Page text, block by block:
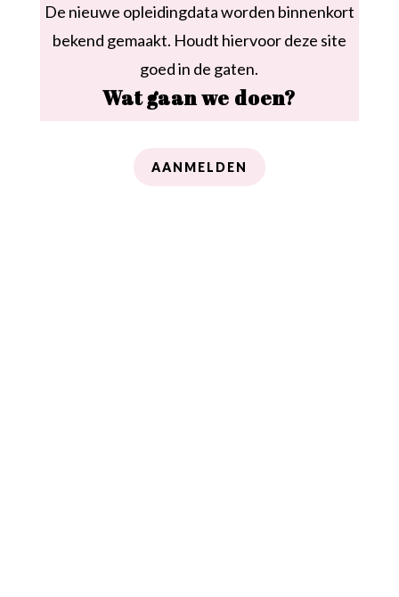
De nieuwe opleidingdata worden binnenkort
bekend gemaakt. Houdt hiervoor deze site
goed in de gaten.
Wat gaan we doen?
AANMELDEN